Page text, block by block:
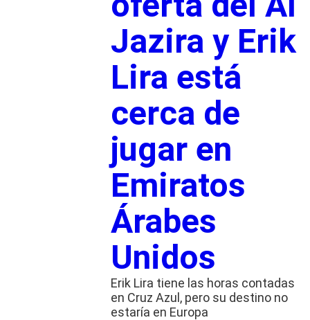
Jazira y Erik
Lira está
cerca de
jugar en
Emiratos
Árabes
Unidos
Erik Lira tiene las horas contadas
en Cruz Azul, pero su destino no
estaría en Europa